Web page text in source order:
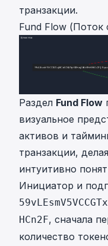
транзакции.
Fund Flow (Поток
Раздел Fund Flow
визуальное
активов и
транзакции,
интуитивно
Инициатор и
HCn2F, сначала
количество